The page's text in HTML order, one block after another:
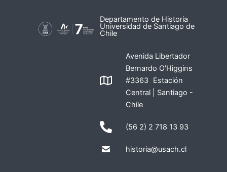
Departamento de Historia
Universidad de Santiago de
Chile
Avenida Libertador
Bernardo O'Higgins
#3363 Estación
Central | Santiago -
Chile
(56 2) 2 718 13 93
historia@usach.cl